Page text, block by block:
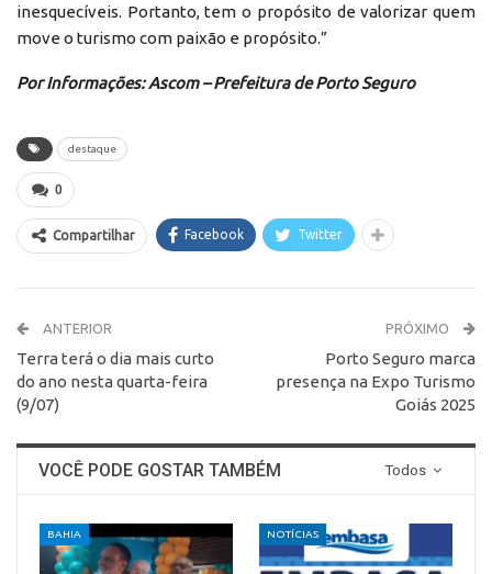
inesquecíveis. Portanto, tem o propósito de valorizar quem
move o turismo com paixão e propósito.”
Por Informações: Ascom – Prefeitura de Porto Seguro
destaque
0
Compartilhar Facebook Twitter
ANTERIOR
Terra terá o dia mais curto
do ano nesta quarta-feira
(9/07)
PRÓXIMO
Porto Seguro marca
presença na Expo Turismo
Goiás 2025
Todos
VOCÊ PODE GOSTAR TAMBÉM
BAHIA NOTÍCIAS